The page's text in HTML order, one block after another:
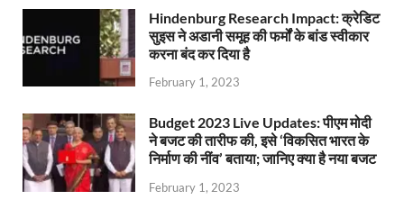
Hindenburg Research Impact: क्रेडिट
सुइस ने अडानी समूह की फर्मों के बांड स्वीकार
करना बंद कर दिया है
February 1, 2023
Budget 2023 Live Updates: पीएम मोदी
ने बजट की तारीफ की, इसे ‘विकसित भारत के
निर्माण की नींव’ बताया; जानिए क्या है नया बजट
February 1, 2023